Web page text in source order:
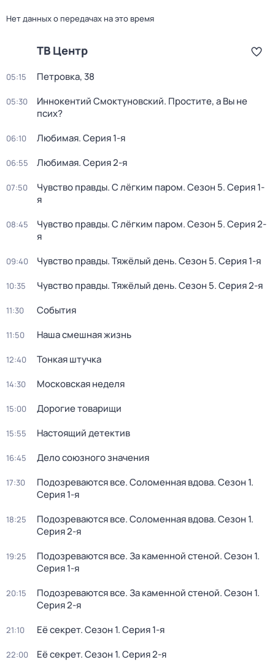
Нет данных о передачах на это время
ТВ Центр
05:15 Петровка, 38
05:30
Иннокентий Смоктуновский. Простите, а Вы не
псих?
06:10 Любимая. Серия 1-я
06:55 Любимая. Серия 2-я
07:50 Чувство правды. С лёгким паром. Сезон 5. Серия 1-
я
08:45 Чувство правды. С лёгким паром. Сезон 5. Серия 2-
я
09:40 Чувство правды. Тяжёлый день. Сезон 5. Серия 1-я
10:35 Чувство правды. Тяжёлый день. Сезон 5. Серия 2-я
11:30 События
11:50 Наша смешная жизнь
12:40 Тонкая штучка
14:30 Московская неделя
15:00 Дорогие товарищи
15:55 Настоящий детектив
16:45 Дело союзного значения
17:30 Подозреваются все. Соломенная вдова. Сезон 1.
Серия 1-я
18:25 Подозреваются все. Соломенная вдова. Сезон 1.
Серия 2-я
19:25 Подозреваются все. За каменной стеной. Сезон 1.
Серия 1-я
20:15 Подозреваются все. За каменной стеной. Сезон 1.
Серия 2-я
21:10 Её секрет. Сезон 1. Серия 1-я
22:00 Её секрет. Сезон 1. Серия 2-я